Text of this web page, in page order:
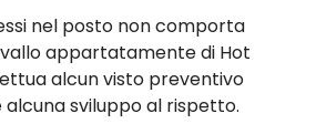
nel posto non comporta
appartatamente di Hot
alcun visto preventivo
alcuna sviluppo al rispetto.